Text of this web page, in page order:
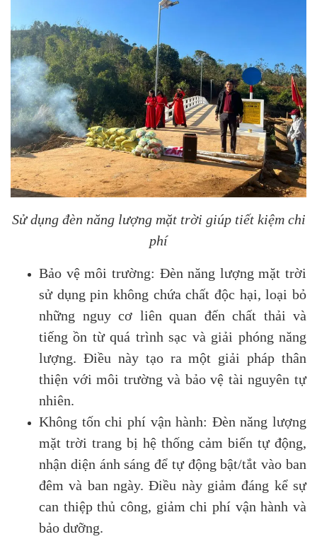
Sử dụng đèn năng lượng mặt trời giúp tiết kiệm chi
phí
Bảo vệ môi trường: Đèn năng lượng mặt trời
sử dụng pin không chứa chất độc hại, loại bỏ
những nguy cơ liên quan đến chất thải và
tiếng ồn từ quá trình sạc và giải phóng năng
lượng. Điều này tạo ra một giải pháp thân
thiện với môi trường và bảo vệ tài nguyên tự
nhiên.
Không tốn chi phí vận hành: Đèn năng lượng
mặt trời trang bị hệ thống cảm biến tự động,
nhận diện ánh sáng để tự động bật/tắt vào ban
đêm và ban ngày. Điều này giảm đáng kể sự
can thiệp thủ công, giảm chi phí vận hành và
bảo dưỡng.